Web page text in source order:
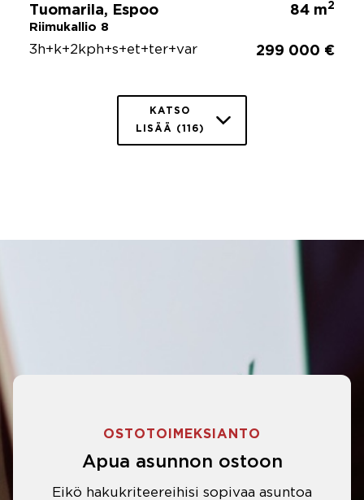
Tuomarila, Espoo
Riimukallio 8
84 m2
3h+k+2kph+s+et+ter+var 299 000 €
KATSO
LISÄÄ (116)
OSTOTOIMEKSIANTO
Apua asunnon ostoon
Eikö hakukriteereihisi sopivaa asuntoa